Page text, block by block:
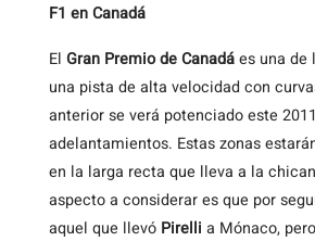
F1 en Canadá
El Gran Premio de Canadáes una de
una pista de alta velocidad con
anterior se verá potenciado este
adelantamientos. Estas zonas
en la larga recta que lleva a la
aspecto a considerar es que por
aquel que llevó Pirelli a Mónaco,